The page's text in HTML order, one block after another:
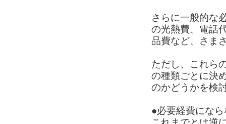
さらに一般的な
の光熱費、電話
品費など、さま
ただし、これら
の種類ごとに決
のかどうかを検
●必要経費にな